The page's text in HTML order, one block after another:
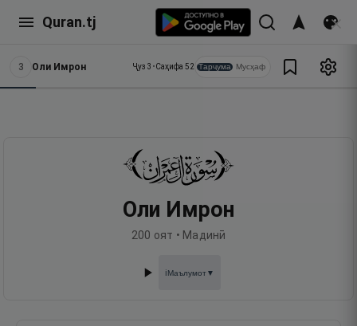
Quran.tj
3 Оли Имрон Ҷуз 3 •Саҳифа 52 Тарҷума Мусҳаф
Оли Имрон
200 оят • Мадинӣ
ℹ️Маълумот▼